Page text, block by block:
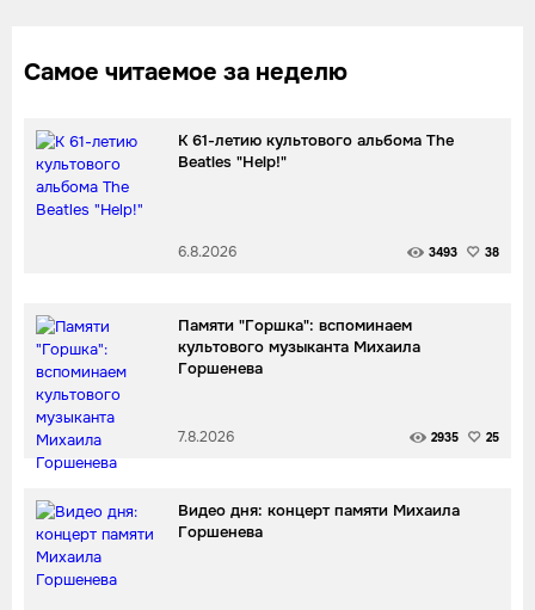
Самое читаемое за неделю
К 61-летию культового альбома The
Beatles "Help!"
6.8.2026 3493 38
Памяти "Горшка": вспоминаем
культового музыканта Михаила
Горшенева
7.8.2026 2935 25
Видео дня: концерт памяти Михаила
Горшенева